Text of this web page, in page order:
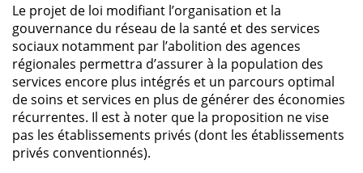
Le projet de loi modifiant l’organisation et la
gouvernance du réseau de la santé et des services
sociaux notamment par l’abolition des agences
régionales permettra d’assurer à la population des
services encore plus intégrés et un parcours optimal
de soins et services en plus de générer des économies
récurrentes. Il est à noter que la proposition ne vise
pas les établissements privés (dont les établissements
privés conventionnés).